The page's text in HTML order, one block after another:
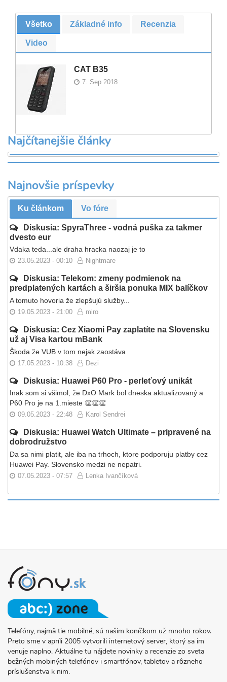
Všetko Základné info Recenzia
Video
CAT B35
7. Sep 2018
Najčítanejšie články
Najnovšie príspevky
Ku článkom Vo fóre
Diskusia: SpyraThree - vodná puška za takmer
dvesto eur
Vdaka teda...ale draha hracka naozaj je to
23.05.2023 - 00:10 Nightmare
Diskusia: Telekom: zmeny podmienok na
predplatených kartách a širšia ponuka MIX balíčkov
A tomuto hovoria že zlepšujú služby...
19.05.2023 - 21:00 miro
Diskusia: Cez Xiaomi Pay zaplatíte na Slovensku
už aj Visa kartou mBank
Škoda že VUB v tom nejak zaostáva
17.05.2023 - 10:38 Dezi
Diskusia: Huawei P60 Pro - perleťový unikát
Inak som si všimol, že DxO Mark bol dneska aktualizovaný a
P60 Pro je na 1.mieste 👏👏👏
09.05.2023 - 22:48 Karol Sendrei
Diskusia: Huawei Watch Ultimate – pripravené na
dobrodružstvo
Da sa nimi platit, ale iba na trhoch, ktore podporuju platby cez
Huawei Pay. Slovensko medzi ne nepatri.
07.05.2023 - 07:57 Lenka Ivančíková
O
PROJEKTE
FONY.SK
Telefóny, najmä tie mobilné, sú našim koníčkom už mnoho rokov.
Preto sme v apríli 2005 vytvorili internetový server, ktorý sa im
venuje naplno. Aktuálne tu nájdete novinky a recenzie zo sveta
bežných mobiných telefónov i smartfónov, tabletov a rôzneho
príslušenstva k nim.